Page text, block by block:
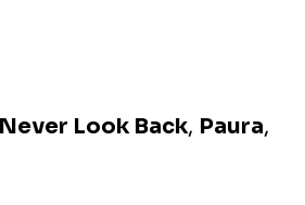
Never Look Back, Paura,